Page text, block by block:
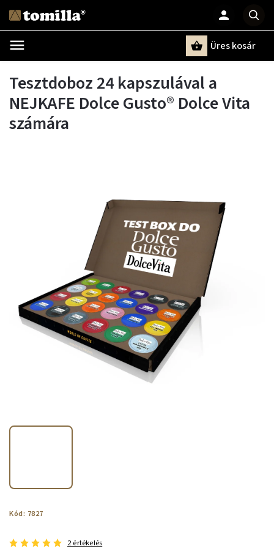
Üres kosár
Tesztdoboz 24 kapszulával a
NEJKAFE Dolce Gusto® Dolce Vita
számára
Kód: 7827
2 értékelés